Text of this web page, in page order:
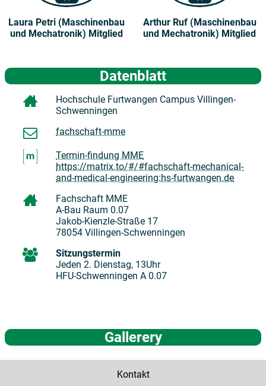
Laura Petri (Maschinenbau
und Mechatronik) Mitglied
Arthur Ruf (Maschinenbau
und Mechatronik) Mitglied
Datenblatt
Hochschule Furtwangen Campus Villingen-
Schwenningen
fachschaft-mme
Termin-findung MME
https://matrix.to/#/#fachschaft-mechanical-
and-medical-engineering:hs-furtwangen.de
Fachschaft MME
A-Bau Raum 0.07
Jakob-Kienzle-Straße 17
78054 Villingen-Schwenningen
Sitzungstermin
Jeden 2. Dienstag, 13Uhr
HFU-Schwenningen A 0.07
Gallerery
Kontakt